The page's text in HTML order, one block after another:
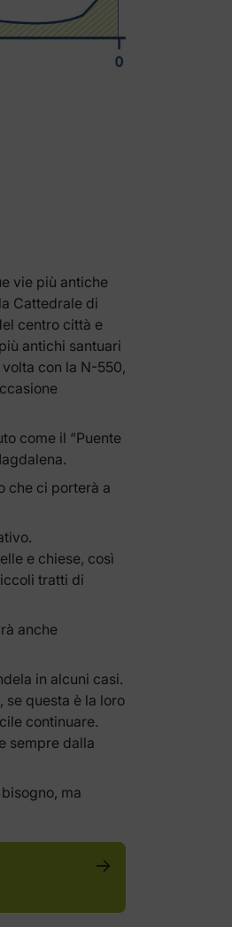
vie più antiche
Cattedrale di
centro città e
antichi santuari
con la N-550,
come il “Puente
che ci porterà a
e chiese, così
tratti di
anche
in alcuni casi.
se questa è la loro
continuare.
sempre dalla
ma